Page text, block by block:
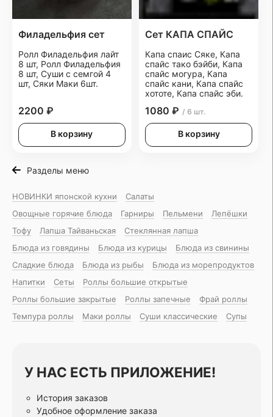
Филадельфия сет
Ролл Филадельфия лайт
8 шт, Ролл Филадельфия
8 шт, Суши с семгой 4
шт, Сяки Маки 6шт.
2200 ₽
В корзину
Сет КАПА СПАЙС
Капа спаис Сяке, Капа
спайс тако бэйби, Капа
спайс могура, Капа
спайс кани, Капа спайс
хототе, Капа спайс эби.
1080 ₽ / 6 шт.
В корзину
Разделы меню
НОВИНКИ японской кухни
Салаты
Овощные горячие блюда
Гарниры Пельмени
Лепёшки
Тофу
Лапша Тайваньская
Стеклянная лапша
Блюда из говядины
Блюда из курицы
Блюда из свинины
Сладкие блюда
Блюда из рыбы
Блюда из морепродуктов
Напитки
Сеты
Роллы большие открытые
Роллы большие закрытые
Роллы запечные
Фрай роллы
Темпура роллы
Маки роллы Суши классические Супы
У НАС ЕСТЬ ПРИЛОЖЕНИЕ!
История заказов
Удобное оформление заказа